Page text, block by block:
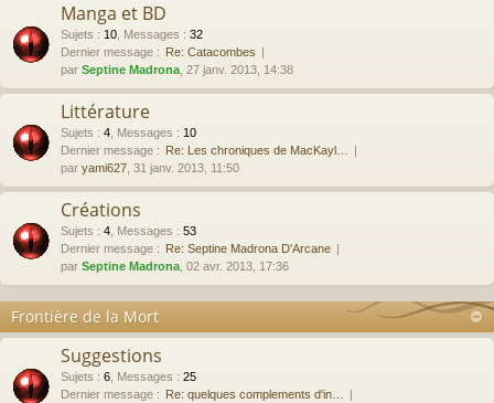
Manga et BD
Sujets : 10 Messages : 32
Dernier message : Re: Catacombes
par Septine Madrona , 27 janv. 2013, 14:38
Littérature
Sujets : 4 Messages : 10
Dernier message : Re: Les chroniques de MacKayl…
par yami627 , 31 janv. 2013, 11:50
Créations
Sujets : 4 Messages : 53
Dernier message : Re: Septine Madrona D'Arcane
par Septine Madrona , 02 avr. 2013, 17:36
Frontière de la Mort
Suggestions
Sujets : 6 Messages : 25
Dernier message : Re: quelques complements d'in…